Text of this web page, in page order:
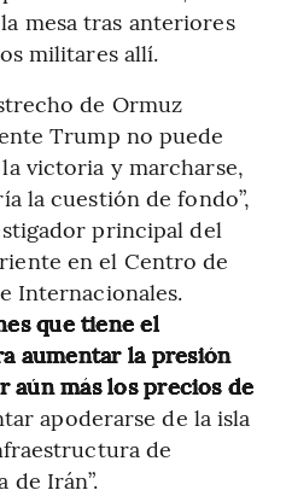
mesa tras anteriores
militares allí.
de Ormuz
Trump no puede
victoria y marcharse,
la cuestión de fondo”,
principal del
en el Centro de
Internacionales.
que tiene el
aumentar la presión
aún más los precios de
apoderarse de la isla
de
Irán”.